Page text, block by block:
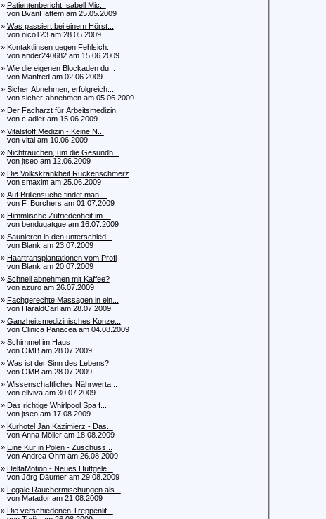
» Patientenbericht Isabell Mic...
von BvanHattem am 25.05.2009
» Was passiert bei einem Hörst...
von nico123 am 28.05.2009
» Kontaktlinsen gegen Fehlsich...
von ander240682 am 15.06.2009
» Wie die eigenen Blockaden du...
von Manfred am 02.06.2009
» Sicher Abnehmen, erfolgreich...
von sicher-abnehmen am 05.06.2009
» Der Facharzt für Arbeitsmedizin
von c.adler am 15.06.2009
» Vitalstoff Medizin - Keine N...
von vital am 10.06.2009
» Nichtrauchen, um die Gesundh...
von jtseo am 12.06.2009
» Die Volkskrankheit Rückenschmerz
von smaxim am 25.06.2009
» Auf Brillensuche findet man ...
von F. Borchers am 01.07.2009
» Himmlische Zufriedenheit im ...
von bendugatque am 16.07.2009
» Saunieren in den unterschied...
von Blank am 23.07.2009
» Haartransplantationen vom Profi
von Blank am 20.07.2009
» Schnell abnehmen mit Kaffee?
von azuro am 26.07.2009
» Fachgerechte Massagen in ein...
von HaraldCarl am 28.07.2009
» Ganzheitsmedizinisches Konze...
von Clinica Panacea am 04.08.2009
» Schimmel im Haus
von OMB am 28.07.2009
» Was ist der Sinn des Lebens?
von OMB am 28.07.2009
» Wissenschaftliches Nährwerta...
von ellviva am 30.07.2009
» Das richtige Whirlpool Spa f...
von jtseo am 17.08.2009
» Kurhotel Jan Kazimierz - Das...
von Anna Möller am 18.08.2009
» Eine Kur in Polen - Zuschuss...
von Andrea Ohm am 26.08.2009
» DeltaMotion - Neues Hüftgele...
von Jörg Däumer am 29.08.2009
» Legale Räuchermischungen als...
von Matador am 21.08.2009
» Die verschiedenen Treppenlif...